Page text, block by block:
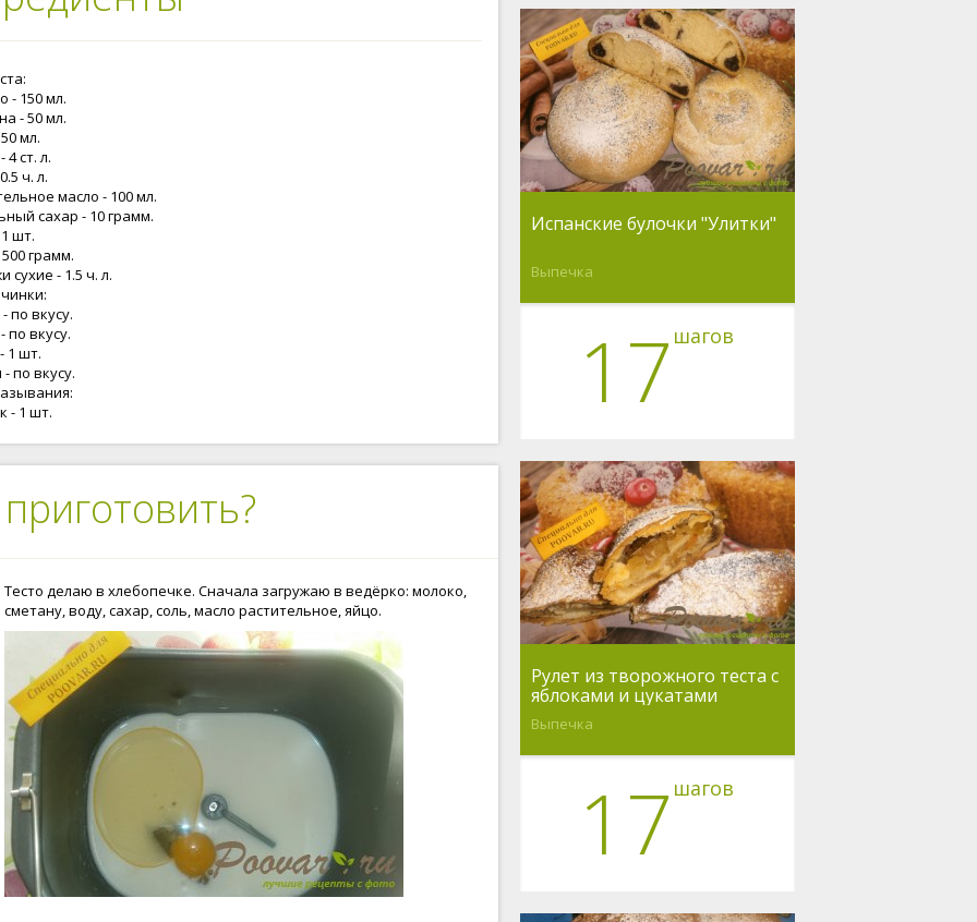
- 150 мл.
- 50 мл.
мл.
4 ст. л.
ч. л.
масло - 100 мл.
сахар - 10 грамм.
шт.
грамм.
сухие - 1.5 ч. л.
по вкусу.
по вкусу.
1 шт.
по вкусу.
- 1 шт.
Тесто делаю в хлебопечке. Сначала загружаю в ведёрко: молоко,
сметану, воду, сахар, соль, масло растительное, яйцо.
Испанские булочки "Улитки"
Выпечка
17 шагов
Рулет из творожного теста с
яблоками и цукатами
Выпечка
17 шагов